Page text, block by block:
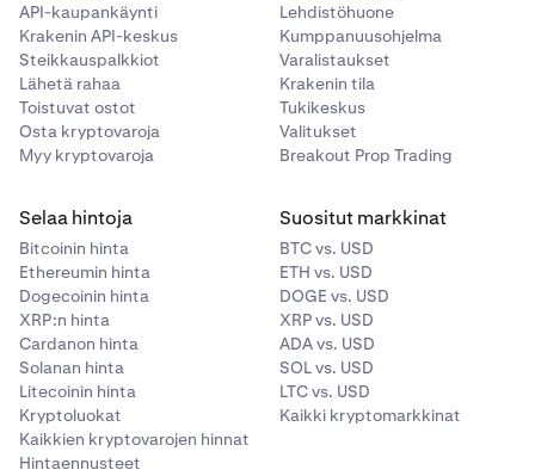
API-kaupankäynti
Krakenin API-keskus
Steikkauspalkkiot
Lähetä rahaa
Toistuvat ostot
Osta kryptovaroja
Myy kryptovaroja
Lehdistöhuone
Kumppanuusohjelma
Varalistaukset
Krakenin tila
Tukikeskus
Valitukset
Breakout Prop Trading
Selaa hintoja
Bitcoinin hinta
Ethereumin hinta
Dogecoinin hinta
XRP:n hinta
Cardanon hinta
Solanan hinta
Litecoinin hinta
Kryptoluokat
Kaikkien kryptovarojen hinnat
Hintaennusteet
Suositut markkinat
BTC vs. USD
ETH vs. USD
DOGE vs. USD
XRP vs. USD
ADA vs. USD
SOL vs. USD
LTC vs. USD
Kaikki kryptomarkkinat